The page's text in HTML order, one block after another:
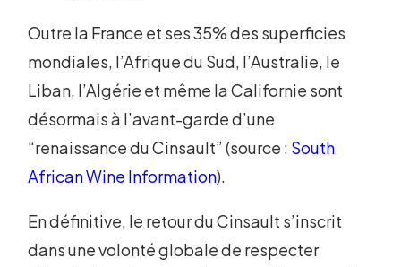
Outre la France et ses 35% des superficies
mondiales, l’Afrique du Sud, l’Australie, le
Liban, l’Algérie et même la Californie sont
désormais à l’avant-garde d’une
“renaissance du Cinsault” (source : South
African Wine Information).
En définitive, le retour du Cinsault s’inscrit
dans une volonté globale de respecter